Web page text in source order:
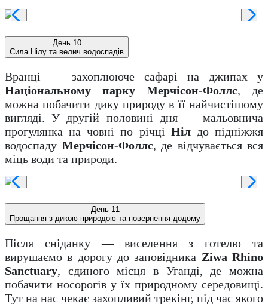
День 10
Сила Нілу та велич водоспадів
Вранці — захоплююче сафарі на джипах у
Національному парку Мерчісон-Фоллс, де
можна побачити дику природу в її найчистішому
вигляді. У другій половині дня — мальовнича
прогулянка на човні по річці Ніл до підніжжя
водоспаду Мерчісон-Фоллс, де відчувається вся
міць води та природи.
День 11
Прощання з дикою природою та повернення додому
Після сніданку — виселення з готелю та
вирушаємо в дорогу до заповідника Ziwa Rhino
Sanctuary, єдиного місця в Уганді, де можна
побачити носорогів у їх природному середовищі.
Тут на нас чекає захопливий трекінг, під час якого